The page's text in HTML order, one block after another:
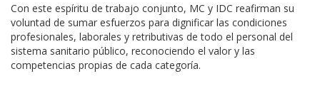
Con este espíritu de trabajo conjunto, MC y IDC reafirman su
voluntad de sumar esfuerzos para dignificar las condiciones
profesionales, laborales y retributivas de todo el personal del
sistema sanitario público, reconociendo el valor y las
competencias propias de cada categoría.